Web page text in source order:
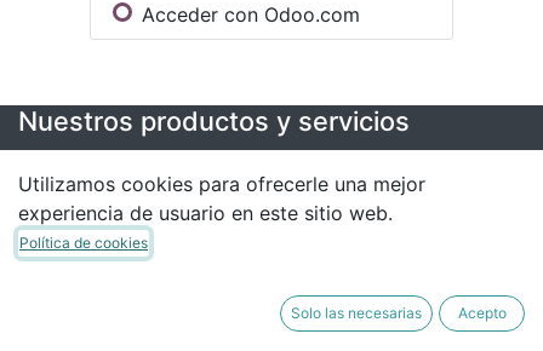
Acceder con Odoo.com
Nuestros productos y servicios
Eventos
Q&A
Foros
Contacte con nosotros
Utilizamos cookies para ofrecerle una mejor
experiencia de usuario en este sitio web.
Política de cookies
Solo las necesarias Acepto